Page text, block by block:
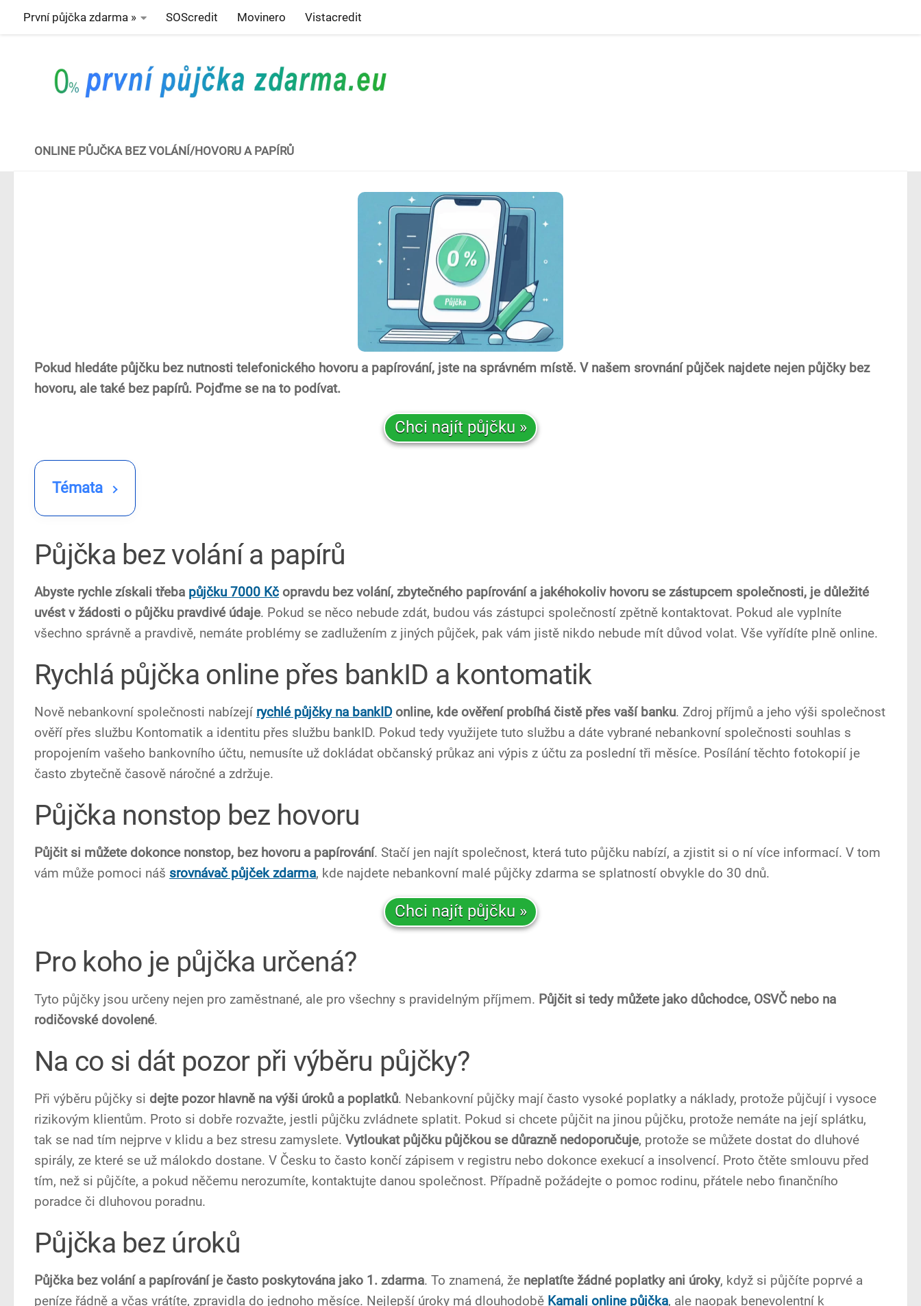
Skip to content
První půjčka zdarma » SOScredit Movinero Vistacredit
ONLINE PŮJČKA BEZ VOLÁNÍ/HOVORU A PAPÍRŮ
Pokud hledáte půjčku bez nutnosti telefonického hovoru a papírování, jste na správném místě. V našem srovnání půjček najdete nejen půjčky bez
hovoru, ale také bez papírů. Pojďme se na to podívat.
Chci najít půjčku »
Témata
Půjčka bez volání a papírů
Abyste rychle získali třeba půjčku 7000 Kč opravdu bez volání, zbytečného papírování a jakéhokoliv hovoru se zástupcem společnosti, je důležité
uvést v žádosti o půjčku pravdivé údaje. Pokud se něco nebude zdát, budou vás zástupci společností zpětně kontaktovat. Pokud ale vyplníte
všechno správně a pravdivě, nemáte problémy se zadlužením z jiných půjček, pak vám jistě nikdo nebude mít důvod volat. Vše vyřídíte plně online.
Rychlá půjčka online přes bankID a kontomatik
Nově nebankovní společnosti nabízejí rychlé půjčky na bankIDonline, kde ověření probíhá čistě přes vaší banku. Zdroj příjmů a jeho výši společnost
ověří přes službu Kontomatik a identitu přes službu bankID. Pokud tedy využijete tuto službu a dáte vybrané nebankovní společnosti souhlas s
propojením vašeho bankovního účtu, nemusíte už dokládat občanský průkaz ani výpis z účtu za poslední tři měsíce. Posílání těchto fotokopií je
často zbytečně časově náročné a zdržuje.
Půjčka nonstop bez hovoru
Půjčit si můžete dokonce nonstop, bez hovoru a papírování. Stačí jen najít společnost, která tuto půjčku nabízí, a zjistit si o ní více informací. V tom
vám může pomoci náš srovnávač půjček zdarma, kde najdete nebankovní malé půjčky zdarma se splatností obvykle do 30 dnů.
Chci najít půjčku »
Pro koho je půjčka určená?
Tyto půjčky jsou určeny nejen pro zaměstnané, ale pro všechny s pravidelným příjmem. Půjčit si tedy můžete jako důchodce, OSVČ nebo na
rodičovské dovolené.
Na co si dát pozor při výběru půjčky?
Při výběru půjčky si dejte pozor hlavně na výši úroků a poplatků. Nebankovní půjčky mají často vysoké poplatky a náklady, protože půjčují i vysoce
rizikovým klientům. Proto si dobře rozvažte, jestli půjčku zvládnete splatit. Pokud si chcete půjčit na jinou půjčku, protože nemáte na její splátku,
tak se nad tím nejprve v klidu a bez stresu zamyslete. Vytloukat půjčku půjčkou se důrazně nedoporučuje, protože se můžete dostat do dluhové
spirály, ze které se už málokdo dostane. V Česku to často končí zápisem v registru nebo dokonce exekucí a insolvencí. Proto čtěte smlouvu před
tím, než si půjčíte, a pokud něčemu nerozumíte, kontaktujte danou společnost. Případně požádejte o pomoc rodinu, přátele nebo finančního
poradce či dluhovou poradnu.
Půjčka bez úroků
Půjčka bez volání a papírování je často poskytována jako 1. zdarma. To znamená, že neplatíte žádné poplatky ani úroky, když si půjčíte poprvé a
peníze řádně a včas vrátíte, zpravidla do jednoho měsíce. Nejlepší úroky má dlouhodobě Kamali online půjčka, ale naopak benevolentní k